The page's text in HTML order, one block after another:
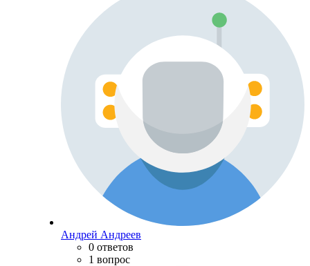
Андрей Андреев
0 ответов
1 вопрос